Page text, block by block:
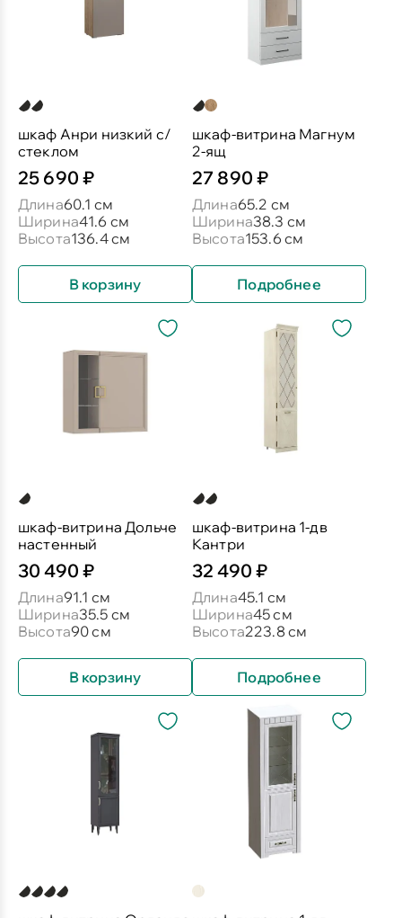
шкаф Анри низкий с/
стеклом
25 690 ₽
Длина60.1 см
Ширина41.6 см
Высота136.4 см
В корзину
шкаф-витрина Магнум
2-ящ
27 890 ₽
Длина65.2 см
Ширина38.3 см
Высота153.6 см
Подробнее
шкаф-витрина Дольче
настенный
30 490 ₽
Длина91.1 см
Ширина35.5 см
Высота90 см
В корзину
шкаф-витрина 1-дв
Кантри
32 490 ₽
Длина45.1 см
Ширина45 см
Высота223.8 см
Подробнее